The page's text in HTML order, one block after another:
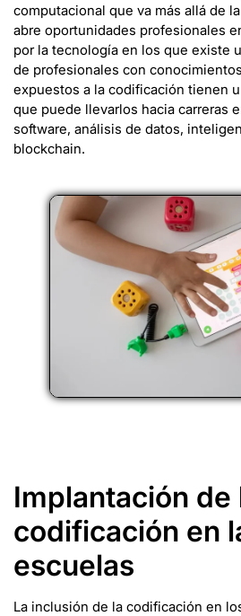
computacional que va más allá de
abre oportunidades profesionales
por la tecnología en los que existe
de profesionales con
expuestos a la codificación tienen
que puede llevarlos hacia carreras
software, análisis de datos,
blockchain.
Implantación de
codificación en
escuelas
La inclusión de la codificación en